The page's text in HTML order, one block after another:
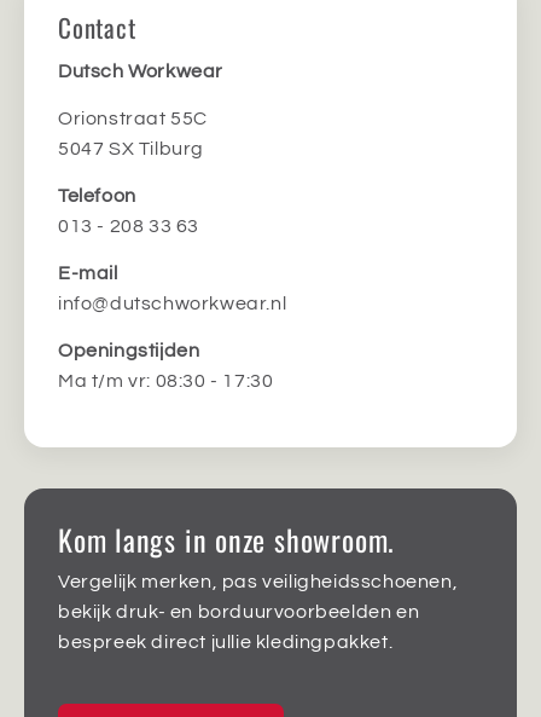
Contact
Dutsch Workwear
Orionstraat 55C
5047 SX Tilburg
Telefoon
013 - 208 33 63
E-mail
info@dutschworkwear.nl
Openingstijden
Ma t/m vr: 08:30 - 17:30
Kom langs in onze showroom.
Vergelijk merken, pas veiligheidsschoenen,
bekijk druk- en borduurvoorbeelden en
bespreek direct jullie kledingpakket.